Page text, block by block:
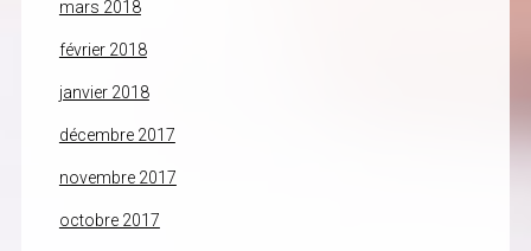
mars 2018
février 2018
janvier 2018
décembre 2017
novembre 2017
octobre 2017